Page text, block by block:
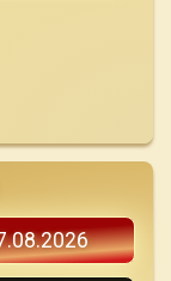
27.08.2026